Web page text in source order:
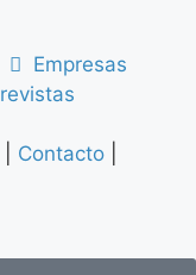
Empresas
Contacto